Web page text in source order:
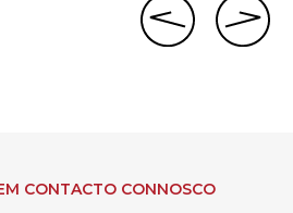
CONTACTO CONNOSCO